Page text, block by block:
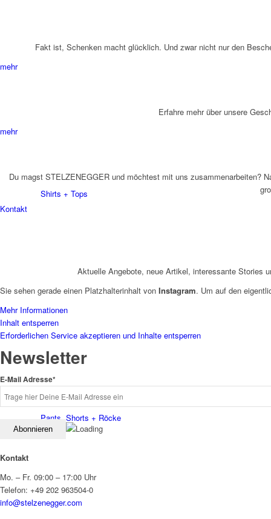
Shirts + Tops
Pants, Shorts + Röcke
Fakt ist, Schenken macht glücklich. Und zwar nicht nur den
mehr
Erfahre mehr über unsere
mehr
Du magst STELZENEGGER und möchtest mit uns zusammenarbeiten?
Kontakt
Aktuelle Angebote, neue Artikel, interessante Stories
Sie sehen gerade einen Platzhalterinhalt von Instagram. Um auf den
Mehr Informationen
Inhalt entsperren
Erforderlichen Service akzeptieren und Inhalte entsperren
Newsletter
E-Mail Adresse*
Kontakt
Mo. – Fr. 09:00 – 17:00 Uhr
Telefon: +49 202 963504-0
info@stelzenegger.com